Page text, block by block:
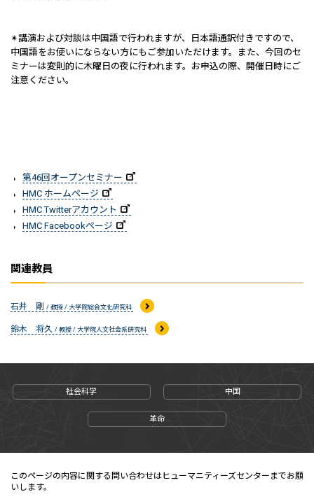
✴︎講演および対談は中国語で行われますが、日本語通訳付きですので、
中国語をお使いにならない方にもご参加いただけます。また、今回のセ
ミナーは変則的に木曜日の夜に行われます。お申込の際、開催日時にご
注意ください。
第46回オープンセミナー
HMC ホームページ
HMC Twitterアカウント
HMC Facebookページ
関連教員
石井 剛 / 教授 / 大学院総合文化研究科
鈴木 将久 / 教授 / 大学院人文社会系研究科
社会科学 中国
革命
このページの内容に関する問い合わせはヒューマニティーズセンターまでお願
いします。